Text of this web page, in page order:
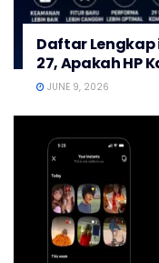
Daftar Lengkap
27, Apakah HP
JUNE 9, 2026